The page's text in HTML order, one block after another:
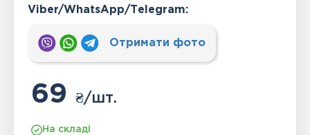
Viber/WhatsApp/Тelegram:
Отримати фото
69₴/шт.
На складі